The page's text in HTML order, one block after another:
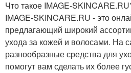
Что такое IMAGE-
IMAGE-SKINCARE.RU - это
предлагающий широкий
ухода за кожей и волосами. На
разнообразные средства для
помогут вам сделать их более